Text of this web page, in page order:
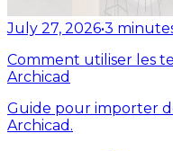
July 27, 2026•3
Comment utiliser les
Archicad
Guide pour importer
Archicad.